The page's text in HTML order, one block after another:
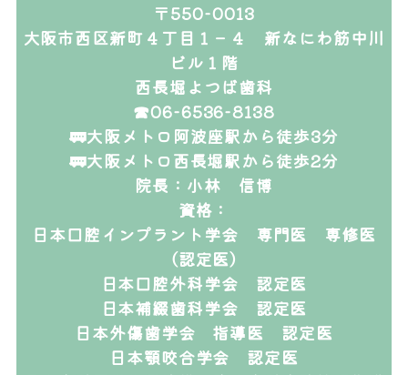
〒550-0013
大阪市西区新町４丁目１－４ 新なにわ筋中川
ビル１階
西長堀よつば歯科
☎06-6536-8138
🚃大阪メトロ阿波座駅から徒歩3分
🚃大阪メトロ西長堀駅から徒歩2分
院長：小林 信博
資格：
日本口腔インプラント学会 専門医 専修医
（認定医）
日本口腔外科学会 認定医
日本補綴歯科学会 認定医
日本外傷歯学会 指導医 認定医
日本顎咬合学会 認定医